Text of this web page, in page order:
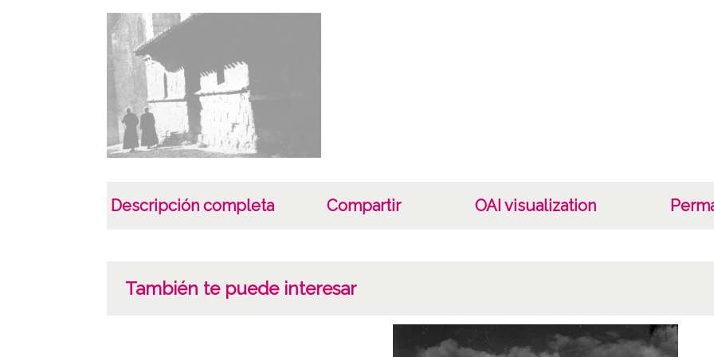
Nº de
Descripción completa Compartir OAI visualization
También te puede interesar